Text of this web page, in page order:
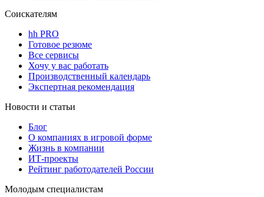
Соискателям
hh PRO
Готовое резюме
Все сервисы
Хочу у вас работать
Производственный календарь
Экспертная рекомендация
Новости и статьи
Блог
О компаниях в игровой форме
Жизнь в компании
ИТ-проекты
Рейтинг работодателей России
Молодым специалистам